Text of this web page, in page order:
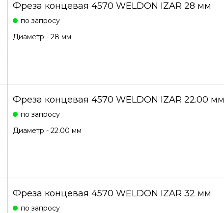
Фреза концевая 4570 WELDON IZAR 28 мм
по запросу
Диаметр - 28 мм
Фреза концевая 4570 WELDON IZAR 22.00 мм
по запросу
Диаметр - 22.00 мм
Фреза концевая 4570 WELDON IZAR 32 мм
по запросу